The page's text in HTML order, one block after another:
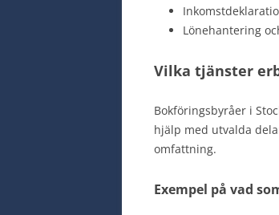
Lönehantering
Vilka tjänster
Bokföringsbyråer i
hjälp med utvalda
omfattning.
Exempel på vad